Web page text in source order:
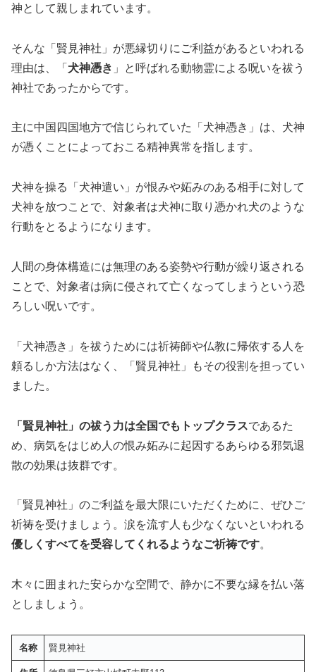
神として親しまれています。
そんな「賢見神社」が悪縁切りにご利益があるといわれる
理由は、「 犬神憑き 」と呼ばれる動物霊による呪いを祓う
神社であったからです。
主に中国四国地方で信じられていた「犬神憑き」は、犬神
が憑くことによっておこる精神異常を指します。
犬神を操る「犬神遣い」が恨みや妬みのある相手に対して
犬神を放つことで、対象者は犬神に取り憑かれ犬のような
行動をとるようになります。
人間の身体構造には無理のある姿勢や行動が繰り返される
ことで、対象者は病に侵されて亡くなってしまうという恐
ろしい呪いです。
「犬神憑き」を祓うためには祈祷師や仏教に帰依する人を
頼るしか方法はなく、「賢見神社」もその役割を担ってい
ました。
「賢見神社」の祓う力は全国でもトップクラスであるた
め、病気をはじめ人の恨み妬みに起因するあらゆる邪気退
散の効果は抜群です。
「賢見神社」のご利益を最大限にいただくために、ぜひご
祈祷を受けましょう。涙を流す人も少なくないといわれる
優しくすべてを受容してくれるようなご祈祷です。
木々に囲まれた安らかな空間で、静かに不要な縁を払い落
としましょう。
名称 賢見神社